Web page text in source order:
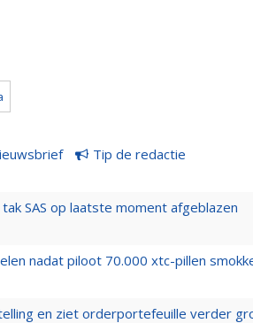
Tip de redactie
SAS op laatste moment afgeblazen
nadat piloot 70.000 xtc-pillen
en ziet orderportefeuille verder